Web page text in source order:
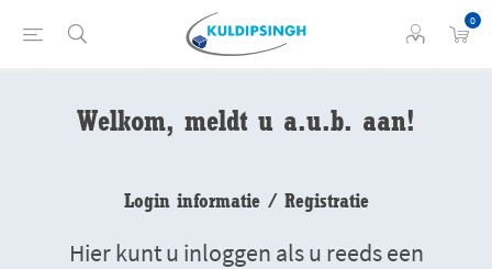
0
Welkom, meldt u a.u.b. aan!
Login informatie / Registratie
Hier kunt u inloggen als u reeds een